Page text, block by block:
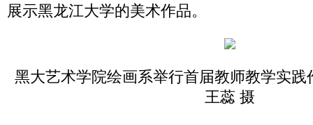
展示黑龙江大学的美术作品。
黑大艺术学院绘画系举行首届教师教学实践
王蕊 摄